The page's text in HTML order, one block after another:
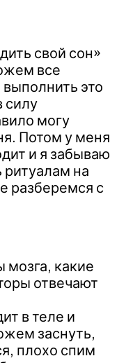
свой сон»
все
это
силу
могу
Потом у меня
и я забываю
на
разберемся с
мозга, какие
отвечают
в теле и
заснуть,
плохо спим